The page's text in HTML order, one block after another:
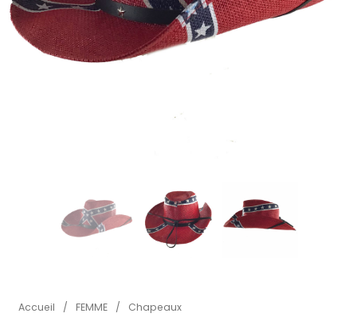
Accueil / FEMME / Chapeaux